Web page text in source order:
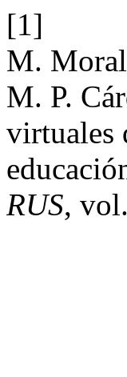
[1]
M.
M. P.
virtuales
RUS,